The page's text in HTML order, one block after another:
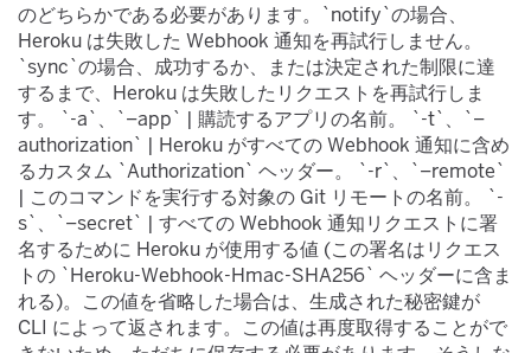
のどちらかである必要があります。`notify`​の場合、
Heroku は失敗した Webhook 通知を再試行しません。
`sync`​の場合、成功するか、または決定された制限に達
するまで、Heroku は失敗したリクエストを再試行しま
す。 `-a`​、`–app`​ | 購読するアプリの名前。 `-t`​、`–
authorization`​ | Heroku がすべての Webhook 通知に含め
るカスタム `Authorization`​ ヘッダー。 `-r`​、`–remote`​
| このコマンドを実行する対象の Git リモートの名前。 `-
s`​、`–secret`​ | すべての Webhook 通知リクエストに署
名するために Heroku が使用する値 (この署名はリクエス
トの `Heroku-Webhook-Hmac-SHA256`​ ヘッダーに含ま
れる)。この値を省略した場合は、生成された秘密鍵が
CLI によって返されます。この値は再度取得することがで